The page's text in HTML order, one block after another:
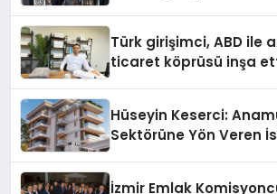
Türk girişimci, ABD ile
ticaret köprüsü inşa
Hüseyin Keserci:
Sektörüne Yön Veren
İzmir Emlak